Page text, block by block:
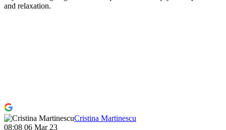
and relaxation.
Cristina Martinescu
08:08 06 Mar 23